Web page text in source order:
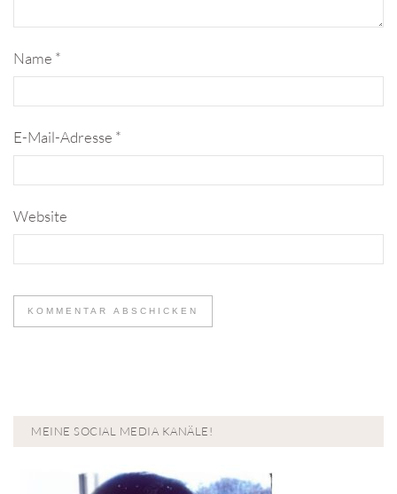
Name *
E-Mail-Adresse *
Website
MEINE SOCIAL MEDIA KANÄLE!